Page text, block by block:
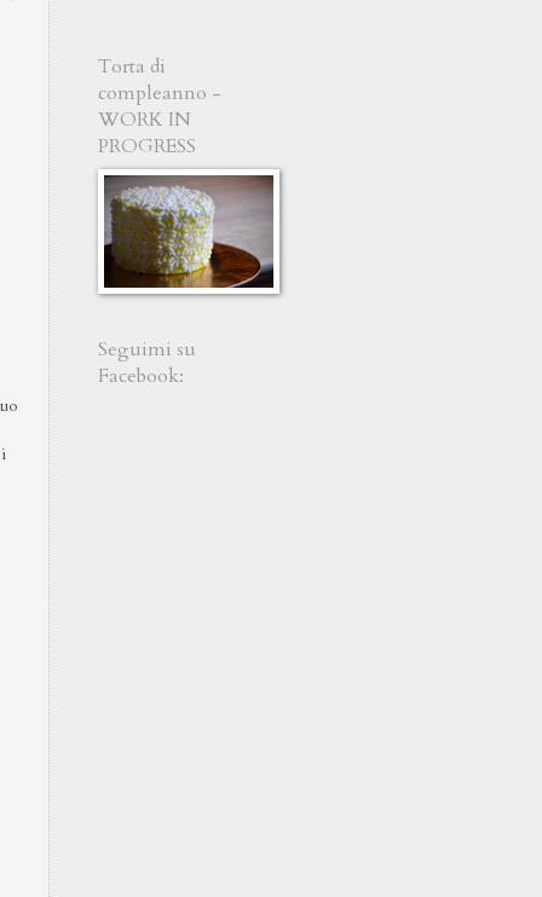
i
Torta di
compleanno -
WORK IN
PROGRESS
Seguimi su
Facebook: